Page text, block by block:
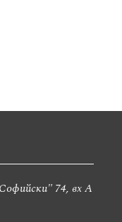
74, вх А